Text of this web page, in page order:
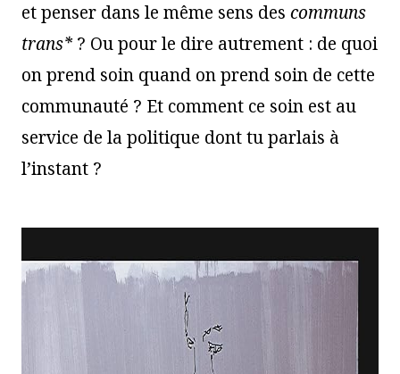
et penser dans le même sens des communs
trans*? Ou pour le dire autrement : de quoi
on prend soin quand on prend soin de cette
communauté ? Et comment ce soin est au
service de la politique dont tu parlais à
l’instant ?